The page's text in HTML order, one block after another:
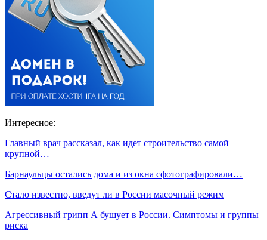
Интересное:
Главный врач рассказал, как идет строительство самой
крупной…
Барнаульцы остались дома и из окна сфотографировали…
Стало известно, введут ли в России масочный режим
Агрессивный грипп А бушует в России. Симптомы и группы
риска